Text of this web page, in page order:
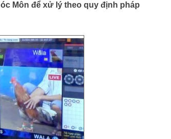
Môn để xử lý theo quy định pháp